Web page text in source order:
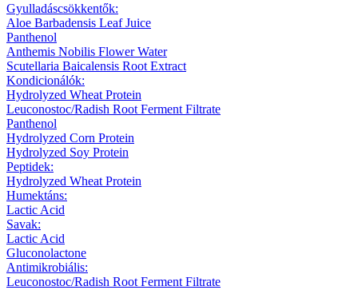
Gyulladáscsökkentők:
Aloe Barbadensis Leaf Juice
Panthenol
Anthemis Nobilis Flower Water
Scutellaria Baicalensis Root Extract
Kondicionálók:
Hydrolyzed Wheat Protein
Leuconostoc/Radish Root Ferment Filtrate
Panthenol
Hydrolyzed Corn Protein
Hydrolyzed Soy Protein
Peptidek:
Hydrolyzed Wheat Protein
Humektáns:
Lactic Acid
Savak:
Lactic Acid
Gluconolactone
Antimikrobiális:
Leuconostoc/Radish Root Ferment Filtrate